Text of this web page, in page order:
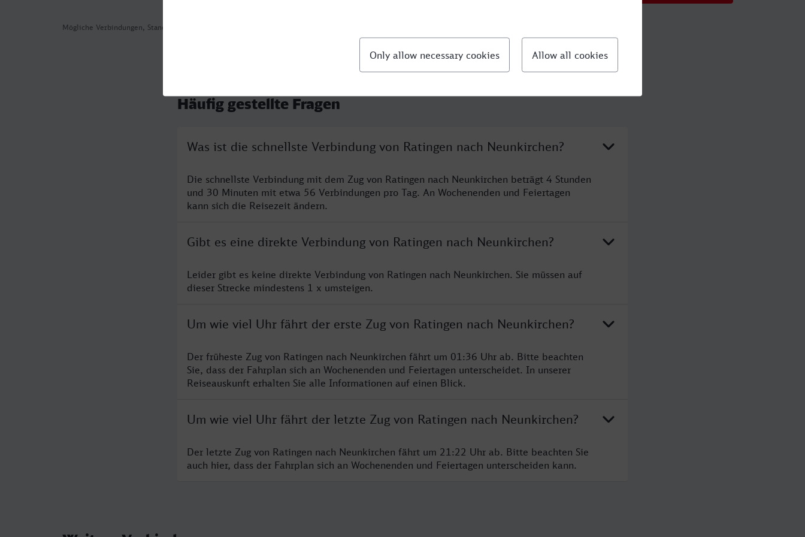
Mögliche Verbindungen, Stand: 2026-08-05 12:19
Häufig gestellte Fragen
Was ist die schnellste Verbindung von Ratingen nach Neunkirchen?
Die schnellste Verbindung mit dem Zug von Ratingen nach Neunkirchen beträgt 4 Stunden
und 30 Minuten mit etwa 56 Verbindungen pro Tag. An Wochenenden und Feiertagen
kann sich die Reisezeit ändern.
Gibt es eine direkte Verbindung von Ratingen nach Neunkirchen?
Leider gibt es keine direkte Verbindung von Ratingen nach Neunkirchen. Sie müssen auf
dieser Strecke mindestens 1 x umsteigen.
Um wie viel Uhr fährt der erste Zug von Ratingen nach Neunkirchen?
Der früheste Zug von Ratingen nach Neunkirchen fährt um 01:36 Uhr ab. Bitte beachten
Sie, dass der Fahrplan sich an Wochenenden und Feiertagen unterscheidet. In unserer
Reiseauskunft erhalten Sie alle Informationen auf einen Blick.
Um wie viel Uhr fährt der letzte Zug von Ratingen nach Neunkirchen?
Der letzte Zug von Ratingen nach Neunkirchen fährt um 21:22 Uhr ab. Bitte beachten Sie
auch hier, dass der Fahrplan sich an Wochenenden und Feiertagen unterscheiden kann.